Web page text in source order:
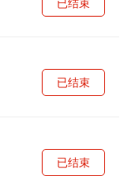
已结束
已结束
已结束